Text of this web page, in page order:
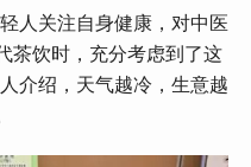
关注自身健康，对中医
茶饮时，充分考虑到了这
介绍，天气越冷，生意越